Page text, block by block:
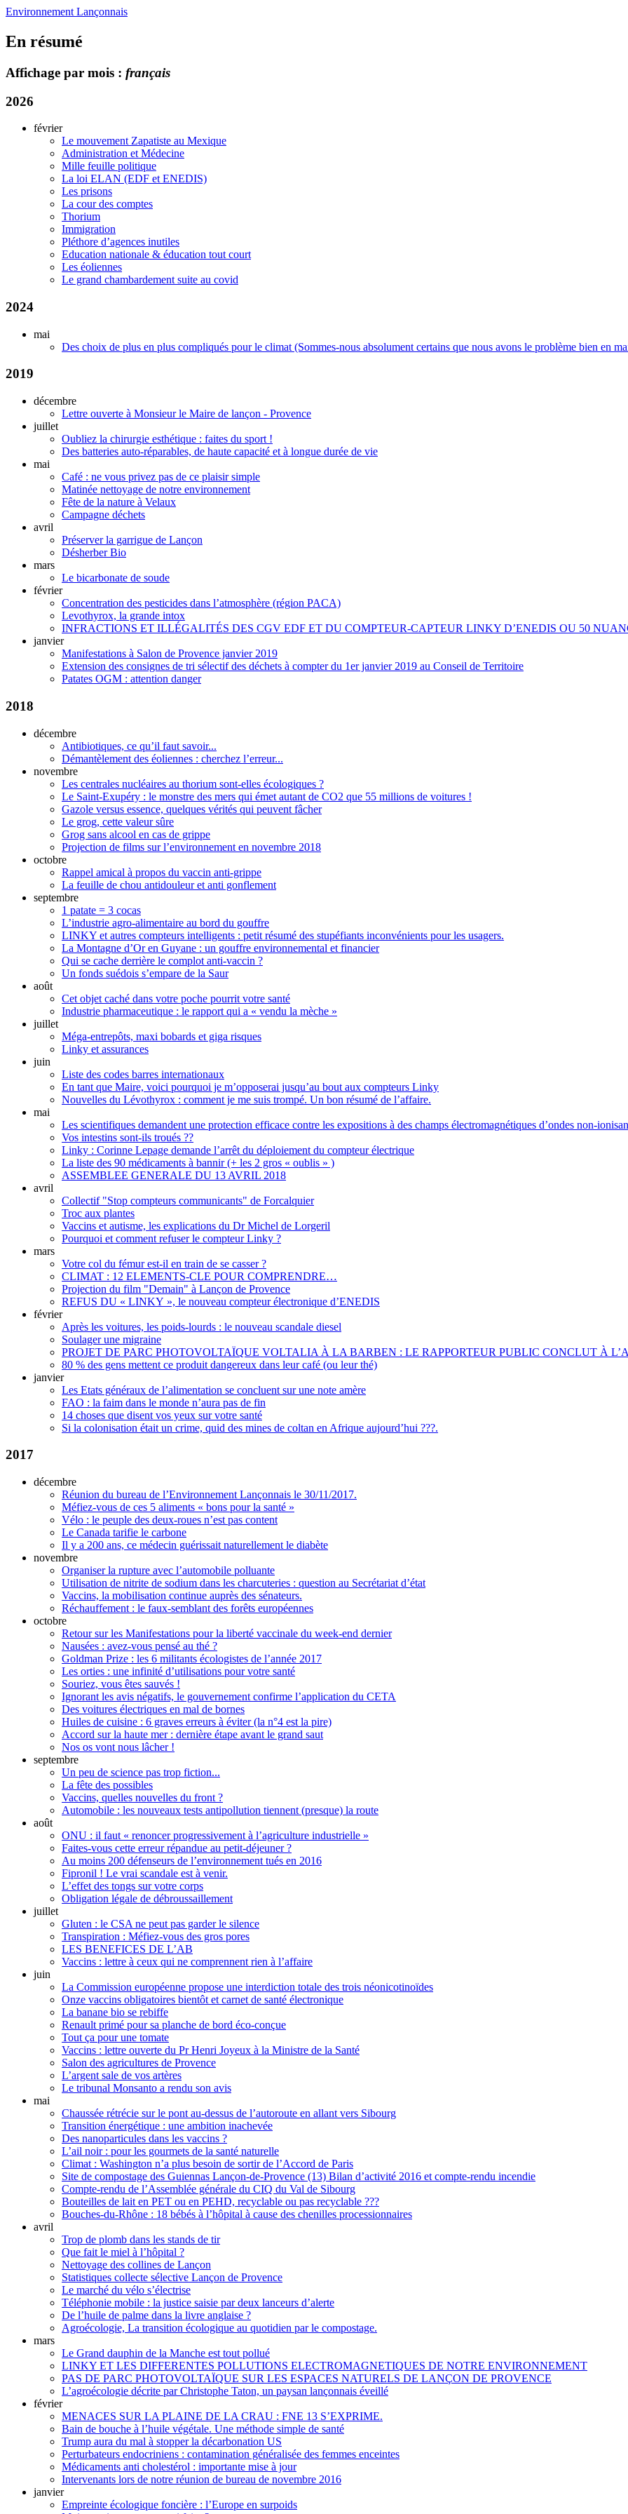
Environnement Lançonnais
En résumé
Affichage par mois : français
2026
février
Le mouvement Zapatiste au Mexique
Administration et Médecine
Mille feuille politique
La loi ELAN (EDF et ENEDIS)
Les prisons
La cour des comptes
Thorium
Immigration
Pléthore d’agences inutiles
Education nationale & éducation tout court
Les éoliennes
Le grand chambardement suite au covid
2024
mai
Des choix de plus en plus compliqués pour le climat (Sommes-nous absolument certains que nous avons le problème bien en
2019
décembre
Lettre ouverte à Monsieur le Maire de lançon - Provence
juillet
Oubliez la chirurgie esthétique : faites du sport !
Des batteries auto-réparables, de haute capacité et à longue durée de vie
mai
Café : ne vous privez pas de ce plaisir simple
Matinée nettoyage de notre environnement
Fête de la nature à Velaux
Campagne déchets
avril
Préserver la garrigue de Lançon
Désherber Bio
mars
Le bicarbonate de soude
février
Concentration des pesticides dans l’atmosphère (région PACA)
Levothyrox, la grande intox
INFRACTIONS ET ILLÉGALITÉS DES CGV EDF ET DU COMPTEUR-CAPTEUR LINKY D’ENEDIS OU 50
janvier
Manifestations à Salon de Provence janvier 2019
Extension des consignes de tri sélectif des déchets à compter du 1er janvier 2019 au Conseil de Territoire
Patates OGM : attention danger
2018
décembre
Antibiotiques, ce qu’il faut savoir...
Démantèlement des éoliennes : cherchez l’erreur...
novembre
Les centrales nucléaires au thorium sont-elles écologiques ?
Le Saint-Exupéry : le monstre des mers qui émet autant de CO2 que 55 millions de voitures !
Gazole versus essence, quelques vérités qui peuvent fâcher
Le grog, cette valeur sûre
Grog sans alcool en cas de grippe
Projection de films sur l’environnement en novembre 2018
octobre
Rappel amical à propos du vaccin anti-grippe
La feuille de chou antidouleur et anti gonflement
septembre
1 patate = 3 cocas
L’industrie agro-alimentaire au bord du gouffre
LINKY et autres compteurs intelligents : petit résumé des stupéfiants inconvénients pour les usagers.
La Montagne d’Or en Guyane : un gouffre environnemental et financier
Qui se cache derrière le complot anti-vaccin ?
Un fonds suédois s’empare de la Saur
août
Cet objet caché dans votre poche pourrit votre santé
Industrie pharmaceutique : le rapport qui a « vendu la mèche »
juillet
Méga-entrepôts, maxi bobards et giga risques
Linky et assurances
juin
Liste des codes barres internationaux
En tant que Maire, voici pourquoi je m’opposerai jusqu’au bout aux compteurs Linky
Nouvelles du Lévothyrox : comment je me suis trompé. Un bon résumé de l’affaire.
mai
Les scientifiques demandent une protection efficace contre les expositions à des champs électromagnétiques d’ondes non-
Vos intestins sont-ils troués ??
Linky : Corinne Lepage demande l’arrêt du déploiement du compteur électrique
La liste des 90 médicaments à bannir (+ les 2 gros « oublis » )
ASSEMBLEE GENERALE DU 13 AVRIL 2018
avril
Collectif "Stop compteurs communicants" de Forcalquier
Troc aux plantes
Vaccins et autisme, les explications du Dr Michel de Lorgeril
Pourquoi et comment refuser le compteur Linky ?
mars
Votre col du fémur est-il en train de se casser ?
CLIMAT : 12 ELEMENTS-CLE POUR COMPRENDRE…
Projection du film "Demain" à Lançon de Provence
REFUS DU « LINKY », le nouveau compteur électronique d’ENEDIS
février
Après les voitures, les poids-lourds : le nouveau scandale diesel
Soulager une migraine
PROJET DE PARC PHOTOVOLTAÏQUE VOLTALIA À LA BARBEN : LE RAPPORTEUR PUBLIC CONCLUT À
80 % des gens mettent ce produit dangereux dans leur café (ou leur thé)
janvier
Les Etats généraux de l’alimentation se concluent sur une note amère
FAO : la faim dans le monde n’aura pas de fin
14 choses que disent vos yeux sur votre santé
Si la colonisation était un crime, quid des mines de coltan en Afrique aujourd’hui ???.
2017
décembre
Réunion du bureau de l’Environnement Lançonnais le 30/11/2017.
Méfiez-vous de ces 5 aliments « bons pour la santé »
Vélo : le peuple des deux-roues n’est pas content
Le Canada tarifie le carbone
Il y a 200 ans, ce médecin guérissait naturellement le diabète
novembre
Organiser la rupture avec l’automobile polluante
Utilisation de nitrite de sodium dans les charcuteries : question au Secrétariat d’état
Vaccins, la mobilisation continue auprès des sénateurs.
Réchauffement : le faux-semblant des forêts européennes
octobre
Retour sur les Manifestations pour la liberté vaccinale du week-end dernier
Nausées : avez-vous pensé au thé ?
Goldman Prize : les 6 militants écologistes de l’année 2017
Les orties : une infinité d’utilisations pour votre santé
Souriez, vous êtes sauvés !
Ignorant les avis négatifs, le gouvernement confirme l’application du CETA
Des voitures électriques en mal de bornes
Huiles de cuisine : 6 graves erreurs à éviter (la n°4 est la pire)
Accord sur la haute mer : dernière étape avant le grand saut
Nos os vont nous lâcher !
septembre
Un peu de science pas trop fiction...
La fête des possibles
Vaccins, quelles nouvelles du front ?
Automobile : les nouveaux tests antipollution tiennent (presque) la route
août
ONU : il faut « renoncer progressivement à l’agriculture industrielle »
Faites-vous cette erreur répandue au petit-déjeuner ?
Au moins 200 défenseurs de l’environnement tués en 2016
Fipronil ! Le vrai scandale est à venir.
L’effet des tongs sur votre corps
Obligation légale de débroussaillement
juillet
Gluten : le CSA ne peut pas garder le silence
Transpiration : Méfiez-vous des gros pores
LES BENEFICES DE L’AB
Vaccins : lettre à ceux qui ne comprennent rien à l’affaire
juin
La Commission européenne propose une interdiction totale des trois néonicotinoïdes
Onze vaccins obligatoires bientôt et carnet de santé électronique
La banane bio se rebiffe
Renault primé pour sa planche de bord éco-conçue
Tout ça pour une tomate
Vaccins : lettre ouverte du Pr Henri Joyeux à la Ministre de la Santé
Salon des agricultures de Provence
L’argent sale de vos artères
Le tribunal Monsanto a rendu son avis
mai
Chaussée rétrécie sur le pont au-dessus de l’autoroute en allant vers Sibourg
Transition énergétique : une ambition inachevée
Des nanoparticules dans les vaccins ?
L’ail noir : pour les gourmets de la santé naturelle
Climat : Washington n’a plus besoin de sortir de l’Accord de Paris
Site de compostage des Guiennas Lançon-de-Provence (13) Bilan d’activité 2016 et compte-rendu incendie
Compte-rendu de l’Assemblée générale du CIQ du Val de Sibourg
Bouteilles de lait en PET ou en PEHD, recyclable ou pas recyclable ???
Bouches-du-Rhône : 18 bébés à l’hôpital à cause des chenilles processionnaires
avril
Trop de plomb dans les stands de tir
Que fait le miel à l’hôpital ?
Nettoyage des collines de Lançon
Statistiques collecte sélective Lançon de Provence
Le marché du vélo s’électrise
Téléphonie mobile : la justice saisie par deux lanceurs d’alerte
De l’huile de palme dans la livre anglaise ?
Agroécologie, La transition écologique au quotidien par le compostage.
mars
Le Grand dauphin de la Manche est tout pollué
LINKY ET LES DIFFERENTES POLLUTIONS ELECTROMAGNETIQUES DE NOTRE ENVIRONNEMENT
PAS DE PARC PHOTOVOLTAÏQUE SUR LES ESPACES NATURELS DE LANÇON DE PROVENCE
L’agroécologie décrite par Christophe Taton, un paysan lançonnais éveillé
février
MENACES SUR LA PLAINE DE LA CRAU : FNE 13 S’EXPRIME.
Bain de bouche à l’huile végétale. Une méthode simple de santé
Trump aura du mal à stopper la décarbonation US
Perturbateurs endocriniens : contamination généralisée des femmes enceintes
Médicaments anti cholestérol : importante mise à jour
Intervenants lors de notre réunion de bureau de novembre 2016
janvier
Empreinte écologique foncière : l’Europe en surpoids